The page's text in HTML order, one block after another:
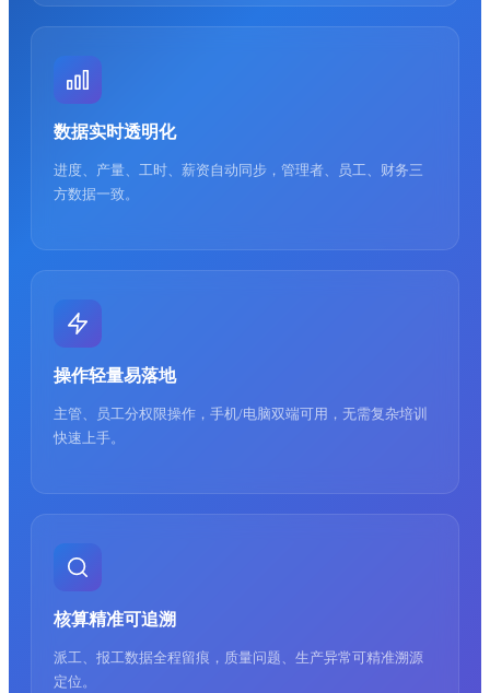
数据实时透明化
进度、产量、工时、薪资自动同步，管理者、员工、财务三
方数据一致。
操作轻量易落地
主管、员工分权限操作，手机/电脑双端可用，无需复杂培训
快速上手。
核算精准可追溯
派工、报工数据全程留痕，质量问题、生产异常可精准溯源
定位。